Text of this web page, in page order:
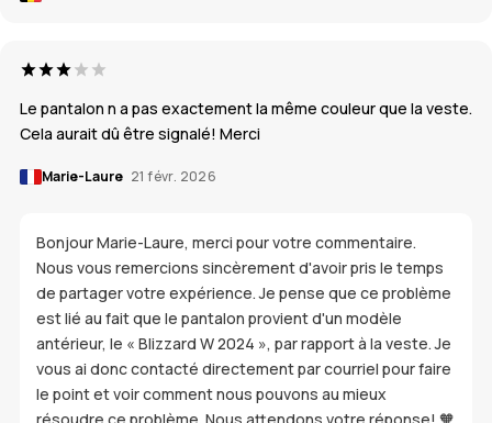
Le pantalon n a pas exactement la même couleur que la veste.
Cela aurait dû être signalé! Merci
Marie-Laure 21 févr. 2026
Bonjour Marie-Laure, merci pour votre commentaire.
Nous vous remercions sincèrement d'avoir pris le temps
de partager votre expérience. Je pense que ce problème
est lié au fait que le pantalon provient d'un modèle
antérieur, le « Blizzard W 2024 », par rapport à la veste. Je
vous ai donc contacté directement par courriel pour faire
le point et voir comment nous pouvons au mieux